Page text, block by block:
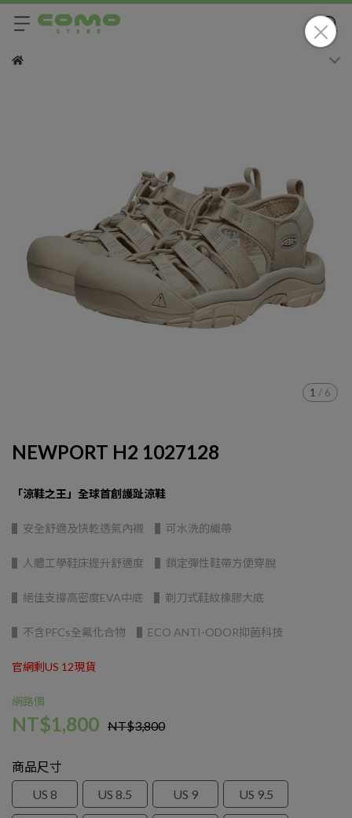
1 / 6
NEWPORT H2 1027128
「涼鞋之王」全球首創護趾涼鞋
▌安全舒適及快乾透氣內襯 ▌可水洗的織帶
▌人體工學鞋床提升舒適度 ▌鎖定彈性鞋帶方便穿脫
▌絕佳支撐高密度EVA中底 ▌剃刀式鞋紋橡膠大底
▌不含PFCs全氟化合物 ▌ECO ANTI-ODOR抑菌科技
官網剩US 12現貨
網路價
NT$1,800 NT$3,800
商品尺寸
US 8
US 8.5 US 9 US 9.5